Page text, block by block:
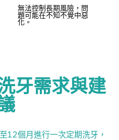
無法控制長期風險，問
題可能在不知不覺中惡
化。
牙需求與建
12個月進行一次定期洗牙，